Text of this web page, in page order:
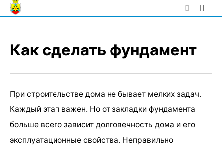
Skip
to
Как сделать фундамент
При строительстве дома не бывает мелких задач.
Каждый этап важен. Но от закладки фундамента
больше всего зависит долговечность дома и его
эксплуатационные свойства. Неправильно